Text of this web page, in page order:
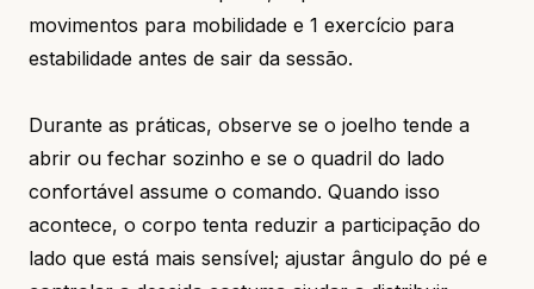
movimentos para mobilidade e 1 exercício para
estabilidade antes de sair da sessão.
Durante as práticas, observe se o joelho tende a
abrir ou fechar sozinho e se o quadril do lado
confortável assume o comando. Quando isso
acontece, o corpo tenta reduzir a participação do
lado que está mais sensível; ajustar ângulo do pé e